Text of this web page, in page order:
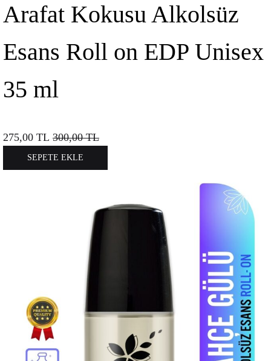
Arafat Kokusu Alkolsüz
Esans Roll on EDP Unisex
35 ml
275,00 TL 300,00TL
SEPETE EKLE